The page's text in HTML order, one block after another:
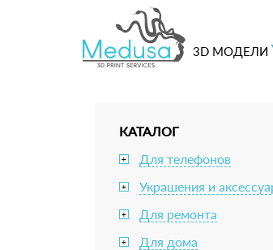
3D МОДЕЛИ
КАТАЛОГ
+ Для телефонов
+ Украшения и
+ Для ремонта
+ Для дома